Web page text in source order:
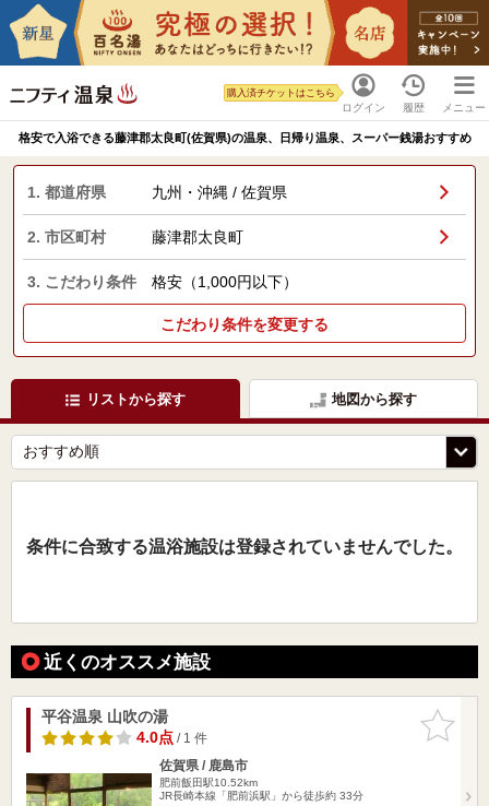
ログイン
購入済チケットはこちら
履歴 メニュー
格安で入浴できる藤津郡太良町(佐賀県)の温泉、日帰り温泉、スーパー銭湯おすすめ
1. 都道府県 九州・沖縄 / 佐賀県
2. 市区町村 藤津郡太良町
3. こだわり条件 格安（1,000円以下）
こだわり条件を変更する
リストから探す 地図から探す
条件に合致する温浴施設は登録されていませんでした。
近くのオススメ施設
お気に入
りに追加
平谷温泉 山吹の湯
4.0点/ 1 件
佐賀県 / 鹿島市
肥前飯田駅10.52km
JR長崎本線「肥前浜駅」から徒歩約 33分